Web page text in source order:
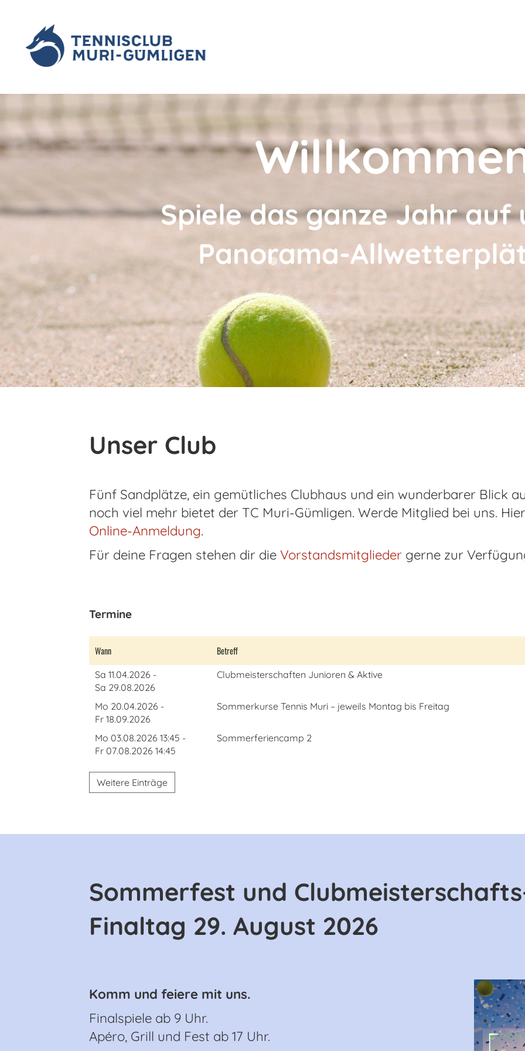
Spiele das ganze Jahr auf
Panorama-
Unser Club
Fünf Sandplätze, ein gemütliches Clubhaus und ein wunderbarer Blick
noch viel mehr bietet der TC Muri-Gümligen. Werde Mitglied bei uns.
Online-Anmeldung.
Für deine Fragen stehen dir die Vorstandsmitglieder gerne zur
Termine
Wann Betreff
Sa 11.04.2026 -
Sa 29.08.2026
Clubmeisterschaften Junioren & Aktive
Mo 20.04.2026 -
Fr 18.09.2026
Sommerkurse Tennis Muri – jeweils Montag bis Freitag
Mo 03.08.2026 13:45 -
Fr 07.08.2026 14:45
Sommerferiencamp 2
Weitere Einträge
Sommerfest und
Finaltag 29. August 2026
Komm und feiere mit uns.
Finalspiele ab 9 Uhr.
Apéro, Grill und Fest ab 17 Uhr.